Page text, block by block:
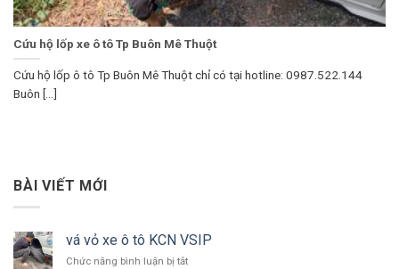
Cứu hộ lốp xe ô tô Tp Buôn Mê Thuột
Cứu hộ lốp ô tô Tp Buôn Mê Thuột chỉ có tại hotline: 0987.522.144
Buôn [...]
BÀI VIẾT MỚI
vá vỏ xe ô tô KCN VSIP
Chức năng bình luận bị tắtở